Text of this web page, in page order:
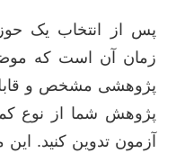
پس از انتخاب یک
زمان آن است که
پژوهشی مشخص و قابل
پژوهش شما از نوع
آزمون تدوین کنید.